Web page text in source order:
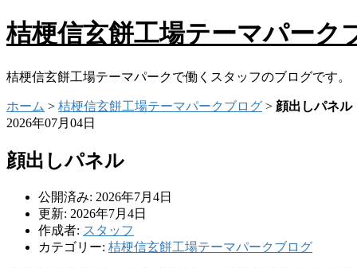
桔梗信玄餅工場テーマパーク
桔梗信玄餅工場テーマパークで働くスタッフのブログです。
ホーム > 桔梗信玄餅工場テーマパークブログ > 顔出しパネル
2026年07月04日
顔出しパネル
公開済み: 2026年7月4日
更新: 2026年7月4日
作成者: スタッフ
カテゴリー: 桔梗信玄餅工場テーマパークブログ